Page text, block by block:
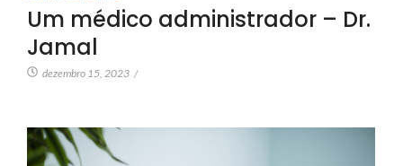
Um médico administrador – Dr.
Jamal
dezembro 15, 2023 /